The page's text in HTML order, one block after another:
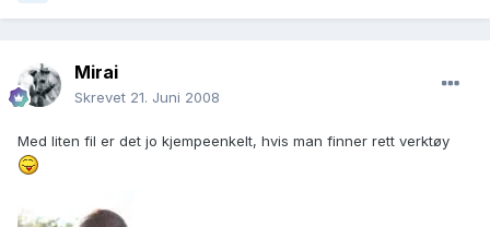
Mirai
Skrevet 21. Juni 2008
Med liten fil er det jo kjempeenkelt, hvis man finner rett verktøy